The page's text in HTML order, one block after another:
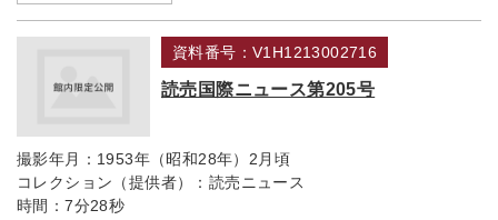
資料番号：V1H1213002716
読売国際ニュース第205号
撮影年月： 1953年（昭和28年）2月頃
コレクション（提供者）： 読売ニュース
時間：7分28秒